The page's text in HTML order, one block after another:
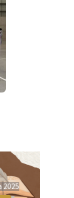
Semana Santa 2025